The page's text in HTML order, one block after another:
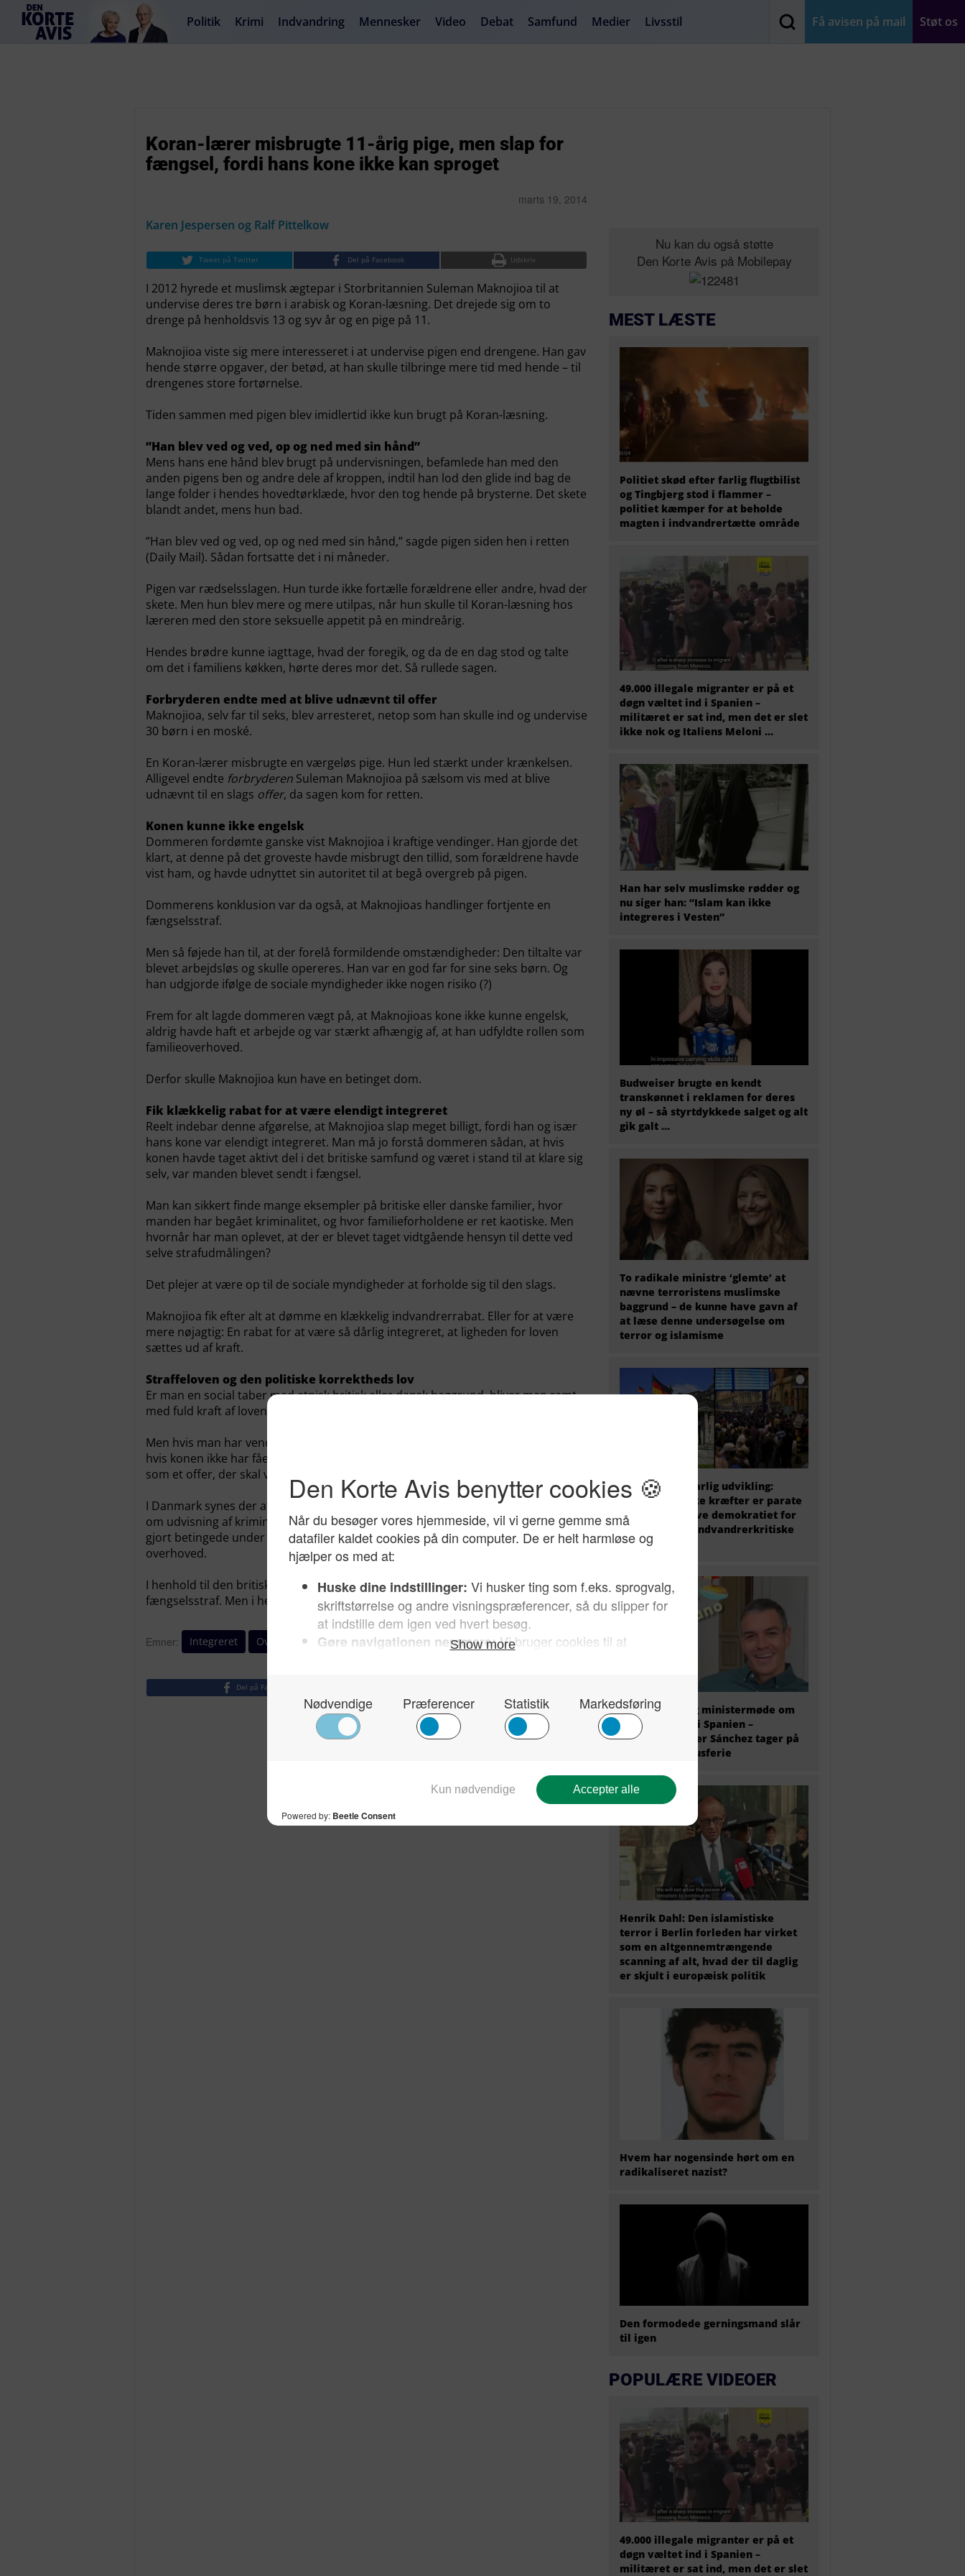
Få avisen på mail Støt os
Politik Krimi Indvandring Mennesker Video Debat Samfund Medier Livsstil
Koran-lærer misbrugte 11-årig pige, men slap for
fængsel, fordi hans kone ikke kan sproget
marts 19, 2014
Karen Jespersen og Ralf Pittelkow
Tweet på Twitter Del på Facebook Udskriv
I 2012 hyrede et muslimsk ægtepar i Storbritannien Suleman Maknojioa til at
undervise deres tre børn i arabisk og Koran-læsning. Det drejede sig om to
drenge på henholdsvis 13 og syv år og en pige på 11.
Maknojioa viste sig mere interesseret i at undervise pigen end drengene. Han gav
hende større opgaver, der betød, at han skulle tilbringe mere tid med hende – til
drengenes store fortørnelse.
Tiden sammen med pigen blev imidlertid ikke kun brugt på Koran-læsning.
”Han blev ved og ved, op og ned med sin hånd”
Mens hans ene hånd blev brugt på undervisningen, befamlede han med den
anden pigens ben og andre dele af kroppen, indtil han lod den glide ind bag de
lange folder i hendes hovedtørklæde, hvor den tog hende på brysterne. Det skete
blandt andet, mens hun bad.
”Han blev ved og ved, op og ned med sin hånd,” sagde pigen siden hen i retten
(Daily Mail). Sådan fortsatte det i ni måneder.
Pigen var rædselsslagen. Hun turde ikke fortælle forældrene eller andre, hvad der
skete. Men hun blev mere og mere utilpas, når hun skulle til Koran-læsning hos
læreren med den store seksuelle appetit på en mindreårig.
Hendes brødre kunne iagttage, hvad der foregik, og da de en dag stod og talte
om det i familiens køkken, hørte deres mor det. Så rullede sagen.
Forbryderen endte med at blive udnævnt til offer
Maknojioa, selv far til seks, blev arresteret, netop som han skulle ind og undervise
30 børn i en moské.
En Koran-lærer misbrugte en værgeløs pige. Hun led stærkt under krænkelsen.
Alligevel endte forbryderen Suleman Maknojioa på sælsom vis med at blive
udnævnt til en slags offer, da sagen kom for retten.
Konen kunne ikke engelsk
Dommeren fordømte ganske vist Maknojioa i kraftige vendinger. Han gjorde det
klart, at denne på det groveste havde misbrugt den tillid, som forældrene havde
vist ham, og havde udnyttet sin autoritet til at begå overgreb på pigen.
Dommerens konklusion var da også, at Maknojioas handlinger fortjente en
fængselsstraf.
Men så føjede han til, at der forelå formildende omstændigheder: Den tiltalte var
blevet arbejdsløs og skulle opereres. Han var en god far for sine seks børn. Og
han udgjorde ifølge de sociale myndigheder ikke nogen risiko (?)
Frem for alt lagde dommeren vægt på, at Maknojioas kone ikke kunne engelsk,
aldrig havde haft et arbejde og var stærkt afhængig af, at han udfyldte rollen som
familieoverhoved.
Derfor skulle Maknojioa kun have en betinget dom.
Fik klækkelig rabat for at være elendigt integreret
Reelt indebar denne afgørelse, at Maknojioa slap meget billigt, fordi han og især
hans kone var elendigt integreret. Man må jo forstå dommeren sådan, at hvis
konen havde taget aktivt del i det britiske samfund og været i stand til at klare sig
selv, var manden blevet sendt i fængsel.
Man kan sikkert finde mange eksempler på britiske eller danske familier, hvor
manden har begået kriminalitet, og hvor familieforholdene er ret kaotiske. Men
hvornår har man oplevet, at der er blevet taget vidtgående hensyn til dette ved
selve strafudmålingen?
Det plejer at være op til de sociale myndigheder at forholde sig til den slags.
Maknojioa fik efter alt at dømme en klækkelig indvandrerrabat. Eller for at være
mere nøjagtig: En rabat for at være så dårlig integreret, at ligheden for loven
sættes ud af kraft.
Straffeloven og den politiske korrektheds lov
Er man en social taber med etnisk britisk eller dansk baggrund, bliver man ramt
med fuld kraft af lovens lange arm.
Men hvis man har vendt ryggen til det samfund, som man er indvandret til, og
hvis konen ikke har fået lov til at gå uden for en dør, er man berettiget til rollen
som et offer, der skal vises særlige hensyn
I Danmark synes der at være en lignende tendens, når det gælder spørgsmålet
om udvisning af kriminelle udlændinge. Også her bliver dommene i stigende grad
gjort betingede under henvisning til, hvor afhængig familien er af dens
overhoved.
I henhold til den britiske straffelov stod Suleman Maknojioa tilsyneladende til en
fængselsstraf. Men i henhold til den politiske korrektheds lov slap han alligevel.
Emner: Integreret Overgreb Straffri
Del på Facebook
Nu kan du også støtte
Den Korte Avis på Mobilepay
MEST LÆSTE
Politiet skød efter farlig flugtbilist
og Tingbjerg stod i flammer –
politiet kæmper for at beholde
magten i indvandrertætte område
49.000 illegale migranter er på et
døgn væltet ind i Spanien –
militæret er sat ind, men det er slet
ikke nok og Italiens Meloni ...
Han har selv muslimske rødder og
nu siger han: “Islam kan ikke
integreres i Vesten”
Budweiser brugte en kendt
transkønnet i reklamen for deres
ny øl – så styrtdykkede salget og alt
gik galt …
To radikale ministre ‘glemte’ at
nævne terroristens muslimske
baggrund – de kunne have gavn af
at læse denne undersøgelse om
terror og islamisme
Tysk politik i farlig udvikling:
Stærke politiske kræfter er parate
til at undergrave demokratiet for
at ramme det indvandrerkritiske
AfD
EU holder i dag ministermøde om
migrantkrisen i Spanien –
premierminister Sánchez tager på
fire ugers luksusferie
Henrik Dahl: Den islamistiske
terror i Berlin forleden har virket
som en altgennemtrængende
scanning af alt, hvad der til daglig
er skjult i europæisk politik
Hvem har nogensinde hørt om en
radikaliseret nazist?
Den formodede gerningsmand slår
til igen
POPULÆRE VIDEOER
49.000 illegale migranter er på et
døgn væltet ind i Spanien –
militæret er sat ind, men det er slet